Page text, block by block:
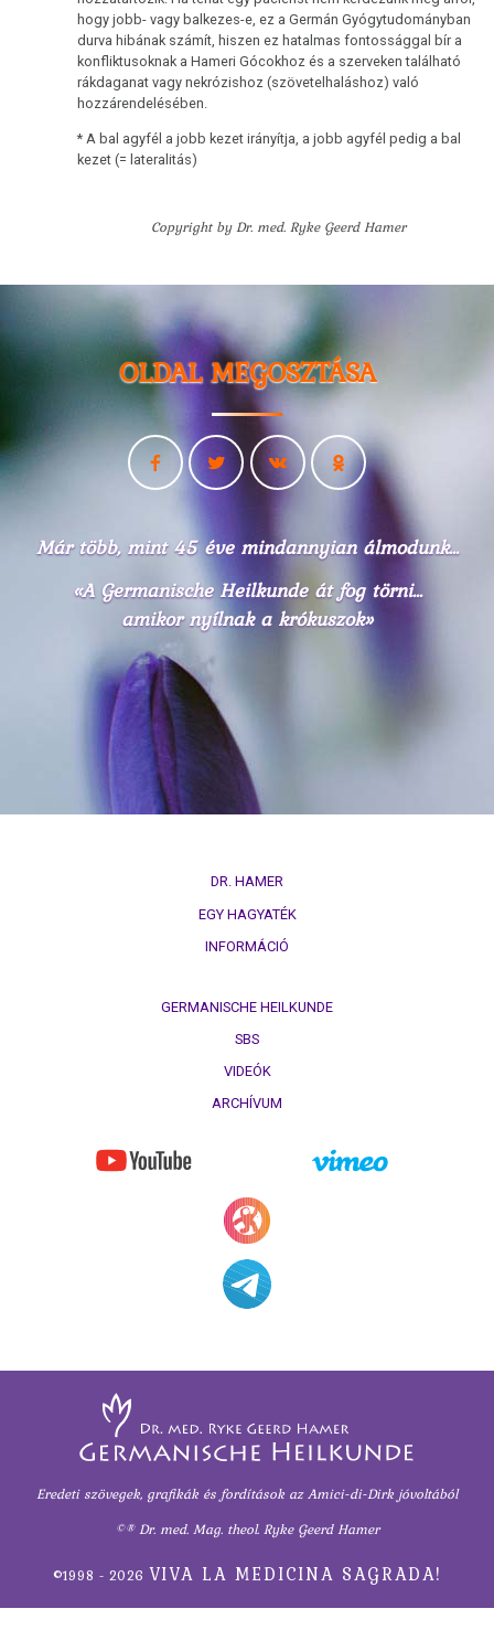
hogy jobb- vagy balkezes-e, ez a Germán Gyógytudományban
durva hibának számít, hiszen ez hatalmas fontossággal bír a
konfliktusoknak a Hameri Gócokhoz és a szerveken található
rákdaganat vagy nekrózishoz (szövetelhaláshoz) való
hozzárendelésében.
* A bal agyfél a jobb kezet irányítja, a jobb agyfél pedig a bal
kezet (= lateralitás)
Copyright by Dr. med. Ryke Geerd Hamer
OLDAL MEGOSZTÁSA
Már több, mint 45 éve mindannyian álmodunk...
«A Germanische Heilkunde át fog törni...
amikor nyílnak a krókuszok»
DR. HAMER
EGY HAGYATÉK
INFORMÁCIÓ
GERMANISCHE HEILKUNDE
SBS
VIDEÓK
ARCHÍVUM
Eredeti szövegek, grafikák és fordítások az Amici-di-Dirk jóvoltából
©® Dr. med. Mag. theol. Ryke Geerd Hamer
©1998 - 2026 VIVA LA MEDICINA SAGRADA!